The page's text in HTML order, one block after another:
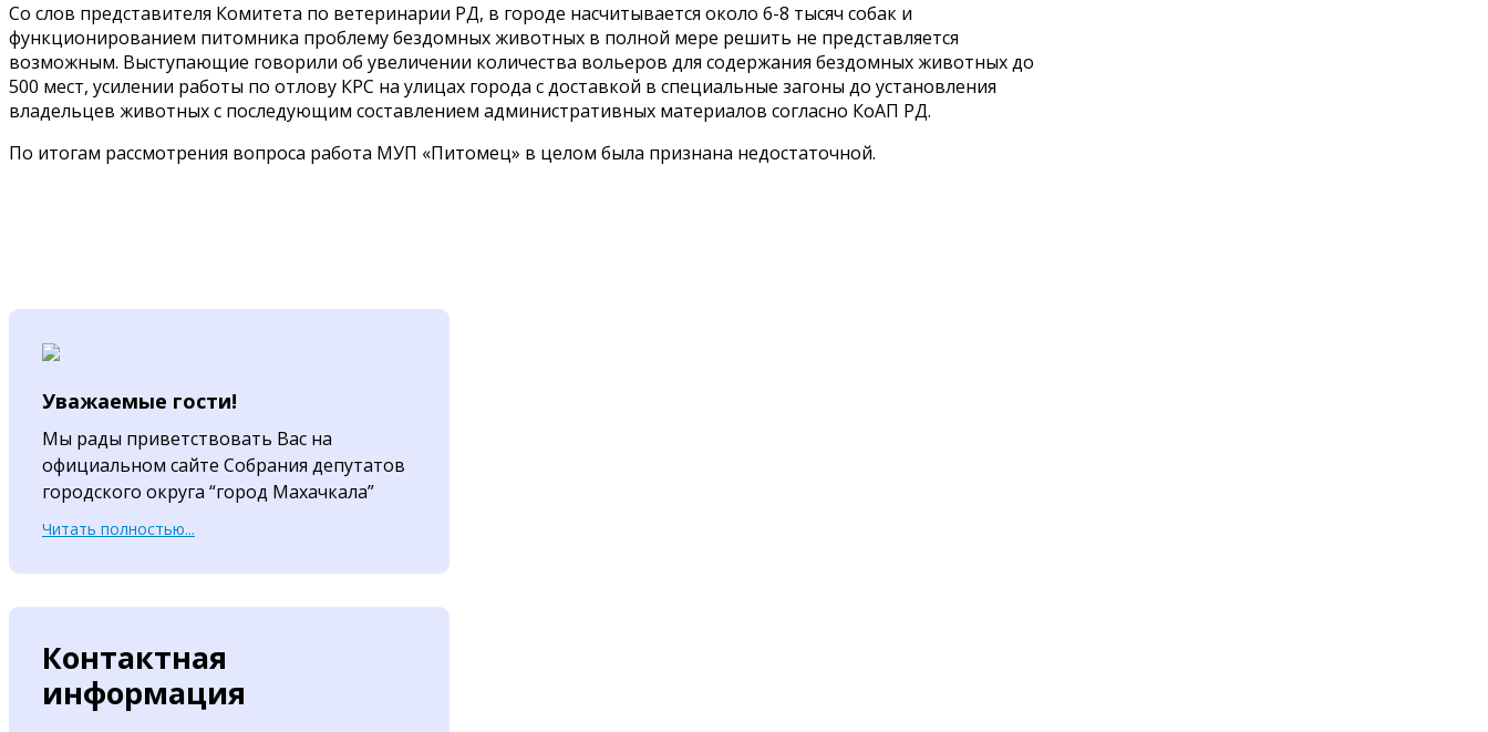
Со слов представителя Комитета по ветеринарии РД, в городе насчитывается около 6-8 тысяч собак и
функционированием питомника проблему бездомных животных в полной мере решить не представляется
возможным. Выступающие говорили об увеличении количества вольеров для содержания бездомных животных до
500 мест, усилении работы по отлову КРС на улицах города с доставкой в специальные загоны до установления
владельцев животных с последующим составлением административных материалов согласно КоАП РД.
По итогам рассмотрения вопроса работа МУП «Питомец» в целом была признана недостаточной.
Уважаемые гости!
Мы рады приветствовать Вас на
официальном сайте Собрания депутатов
городского округа “город Махачкала”
Читать полностью...
Контактная
информация